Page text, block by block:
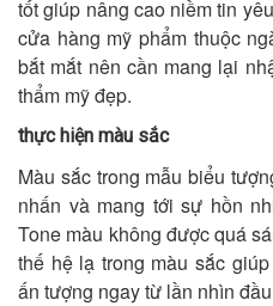
tốt giúp nâng cao niềm tin
cửa hàng mỹ phẩm thuộc
bắt mắt nên cần mang lại
thẩm mỹ đẹp.
thực hiện màu sắc
Màu sắc trong mẫu biểu
nhấn và mang tới sự hồn
Tone màu không được quá
thế hệ lạ trong màu sắc
ấn tượng ngay từ lần nhìn